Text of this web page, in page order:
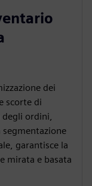
dei
scorte di
ordini,
garantisce la
mirata e basata